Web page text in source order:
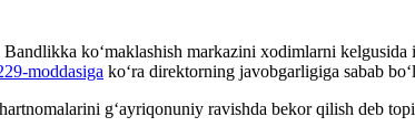
koʻmaklashish markazini хodimlarni
moddasiga koʻra direktorning javobgarligiga sabab
gʻayriqonuniy ravishda bekor qilish deb